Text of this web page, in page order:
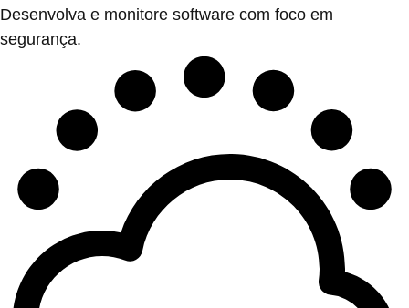
Desenvolva e monitore software com foco em
segurança.